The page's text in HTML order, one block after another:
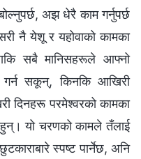
अझ धेरै काम गर्नुपर्छ
नै येशू र यहोवाको कामका
सबै मानिसहरूले आफ्नो
गर्न सकून्, किनकि आखिरी
दिनहरू परमेश्‍वरको कामका
यो चरणको कामले तँलाई
स्पष्ट पार्नेछ, अनि